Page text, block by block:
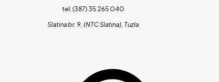
tel: (387) 35 265 040
Slatina br. 9, (NTC Slatina), Tuzla